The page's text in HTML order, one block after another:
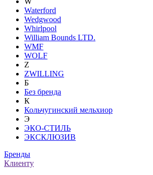
Waterford
Wedgwood
Whirlpool
William Bounds LTD.
WMF
WOLF
Z
ZWILLING
Б
Без бренда
К
Кольчугинский мельхиор
Э
ЭКО-СТИЛЬ
ЭКСКЛЮЗИВ
Бренды
Клиенту